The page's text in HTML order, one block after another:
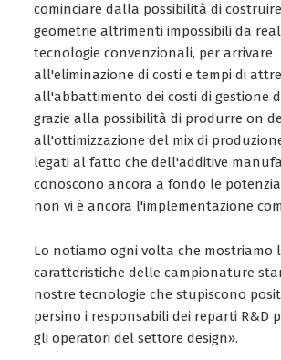
cominciare dalla possibilità di
geometrie altrimenti impossibili da
tecnologie convenzionali, per arrivare
all'eliminazione di costi e tempi di
all'abbattimento dei costi di gestione
grazie alla possibilità di produrre on
all'ottimizzazione del mix di
legati al fatto che dell'additive
conoscono ancora a fondo le
non vi è ancora l'implementazione
Lo notiamo ogni volta che mostriamo
caratteristiche delle campionature
nostre tecnologie che stupiscono
persino i responsabili dei reparti R&D
gli operatori del settore design».